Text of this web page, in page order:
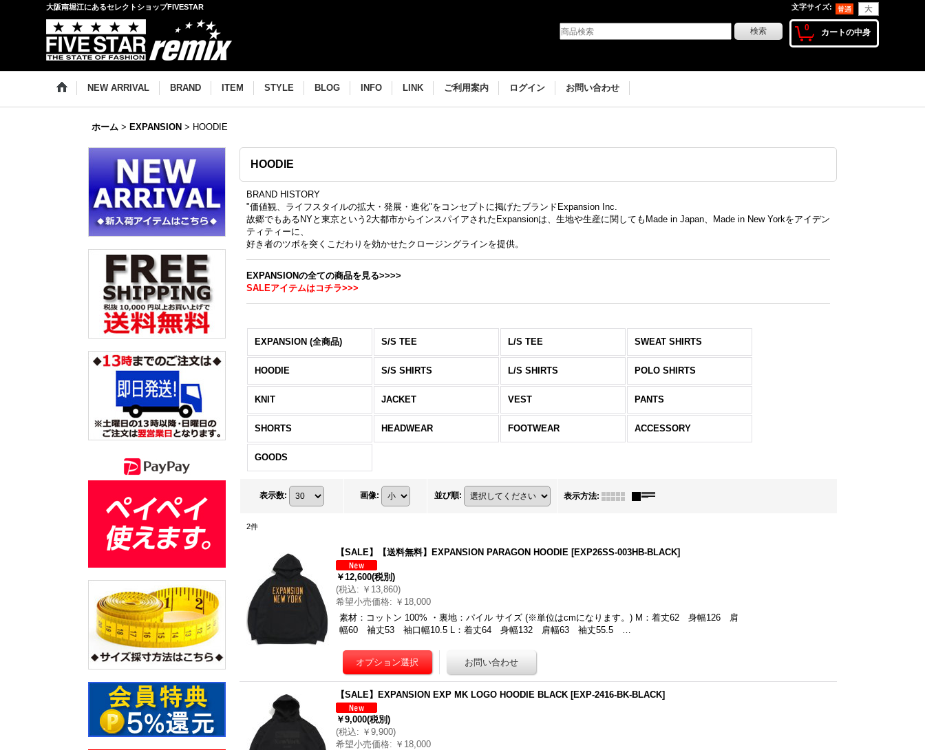
大阪南堀江にあるセレクトショップFIVESTAR 文字サイズ:
0 カートの中身
NEW ARRIVAL BRAND ITEM STYLE BLOG INFO LINK ご利用案内 ログイン お問い合わせ
ホーム > EXPANSION > HOODIE
HOODIE
BRAND HISTORY
"価値観、ライフスタイルの拡大・発展・進化"をコンセプトに掲げたブランドExpansion Inc.
故郷でもあるNYと東京という2大都市からインスパイアされたExpansionは、生地や生産に関してもMade in Japan、Made in New Yorkをアイデン
ティティーに、
好き者のツボを突くこだわりを効かせたクロージングラインを提供。
EXPANSIONの全ての商品を見る>>>>
SALEアイテムはコチラ>>>
EXPANSION (全商品) S/S TEE L/S TEE SWEAT SHIRTS
HOODIE S/S SHIRTS L/S SHIRTS POLO SHIRTS
KNIT JACKET VEST PANTS
SHORTS HEADWEAR FOOTWEAR ACCESSORY
GOODS
表示数: 画像: 並び順: 表示方法:
2件
【SALE】【送料無料】EXPANSION PARAGON HOODIE [EXP26SS-003HB-BLACK]
￥12,600(税別)
(税込: ￥13,860)
希望小売価格: ￥18,000
素材：コットン 100% ・裏地：パイル サイズ (※単位はcmになります。) M：着丈62 身幅126 肩
幅60 袖丈53 袖口幅10.5 L：着丈64 身幅132 肩幅63 袖丈55.5 …
【SALE】EXPANSION EXP MK LOGO HOODIE BLACK [EXP-2416-BK-BLACK]
￥9,000(税別)
(税込: ￥9,900)
希望小売価格: ￥18,000